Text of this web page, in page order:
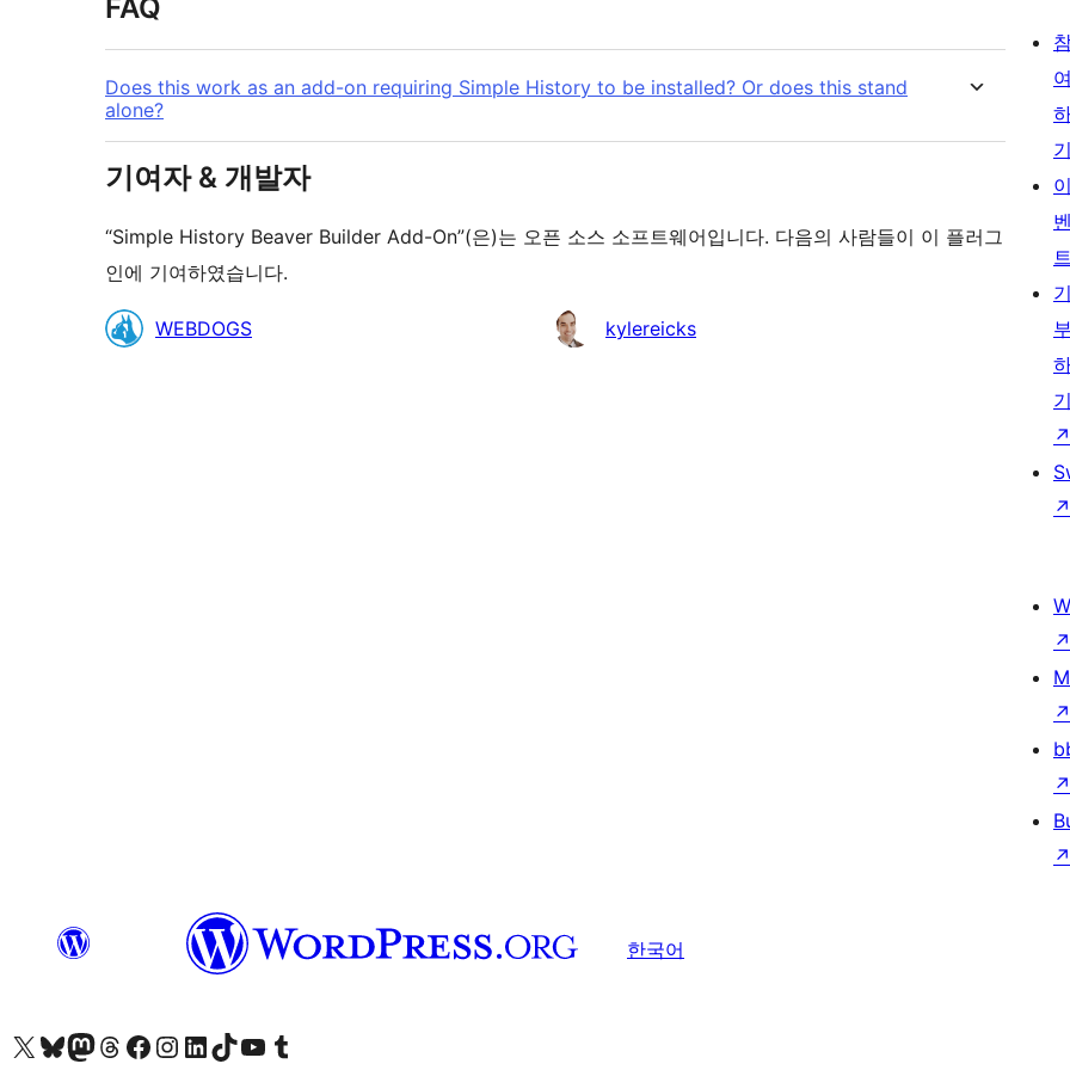
FAQ
Does this work as an add-on requiring Simple History to be installed? Or does this stand
alone?
기여자 & 개발자
“Simple History Beaver Builder Add-On”(은)는 오픈 소스 소프트웨어입니다. 다음의 사람들이 이 플러그
인에 기여하였습니다.
기
WEBDOGS kylereicks
여
기
이
벤
트
기
부
기
↗
↗
↗
↗
↗
↗
한국어
X(이전 트위터) 계정 방문하기블루스카이 계정 방문하기마스토돈 계정 방문하기스레드 계정 방문하기 페이스북 페이지 방문하기인스타그램 계정 방문하기 LinkedIn 계정 방문하기틱톡 계정 방문하기유튜브 채널 방문하기 텀블러 계정 방문하기